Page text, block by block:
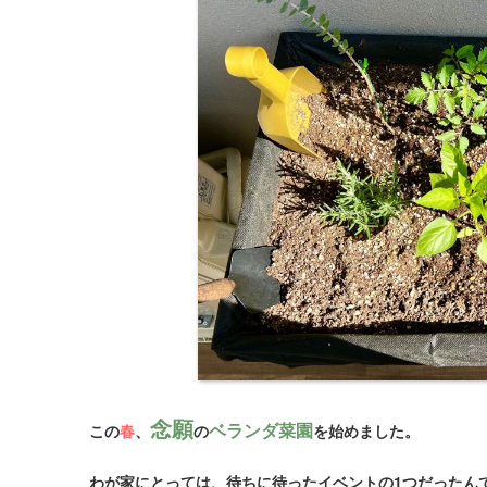
この春、 念願のベランダ菜園を始めました。
わが家にとっては、待ちに待ったイベントの1つだったん